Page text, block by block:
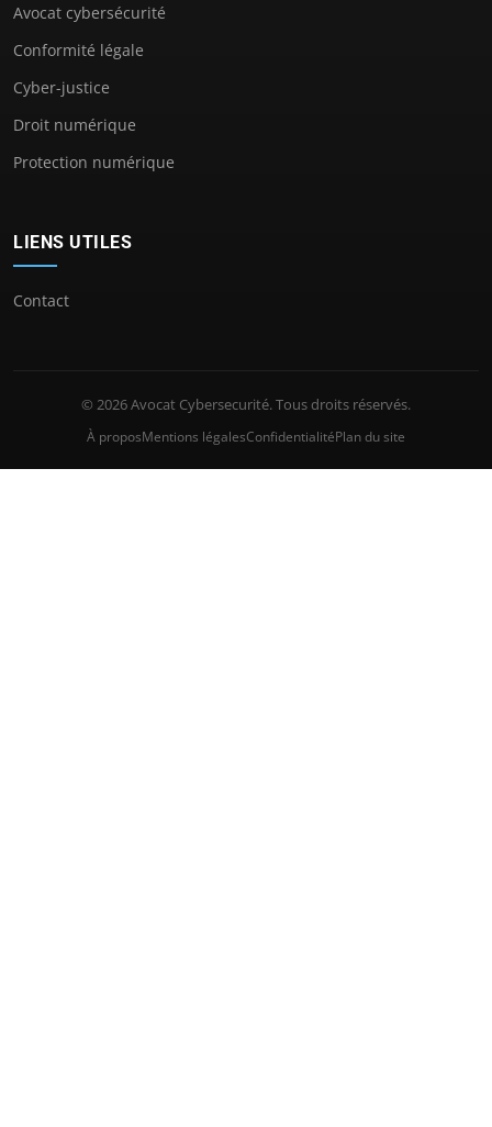
Avocat cybersécurité
Conformité légale
Cyber-justice
Droit numérique
Protection numérique
LIENS UTILES
Contact
© 2026 Avocat Cybersecurité. Tous droits réservés.
À proposMentions légalesConfidentialitéPlan du site